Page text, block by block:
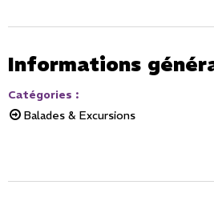
Informations
Catégories :
Balades & Excursions